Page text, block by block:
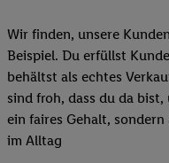
Wir finden, unsere
Beispiel. Du erfüllst
behältst als echtes
sind froh, dass du da
ein faires Gehalt,
im Alltag